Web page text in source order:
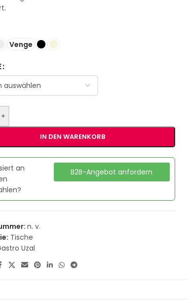
Venge
+
IN DEN WARENKORB
an
B2B-Angebot anfordern
n. v.
Tische
Uzal